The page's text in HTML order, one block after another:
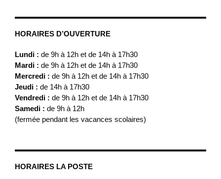
HORAIRES D’OUVERTURE
Lundi : de 9h à 12h et de 14h à 17h30
Mardi : de 9h à 12h et de 14h à 17h30
Mercredi : de 9h à 12h et de 14h à 17h30
Jeudi : de 14h à 17h30
Vendredi : de 9h à 12h et de 14h à 17h30
Samedi : de 9h à 12h
(fermée pendant les vacances scolaires)
HORAIRES LA POSTE